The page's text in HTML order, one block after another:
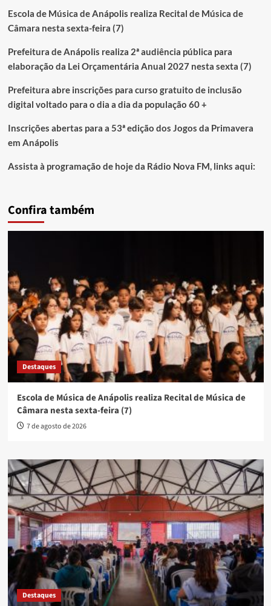
Escola de Música de Anápolis realiza Recital de Música de
Câmara nesta sexta-feira (7)
Prefeitura de Anápolis realiza 2ª audiência pública para
elaboração da Lei Orçamentária Anual 2027 nesta sexta (7)
Prefeitura abre inscrições para curso gratuito de inclusão
digital voltado para o dia a dia da população 60 +
Inscrições abertas para a 53ª edição dos Jogos da Primavera
em Anápolis
Assista à programação de hoje da Rádio Nova FM, links aqui:
Confira também
Destaques
Escola de Música de Anápolis realiza Recital de Música de
Câmara nesta sexta-feira (7)
7 de agosto de 2026
Destaques